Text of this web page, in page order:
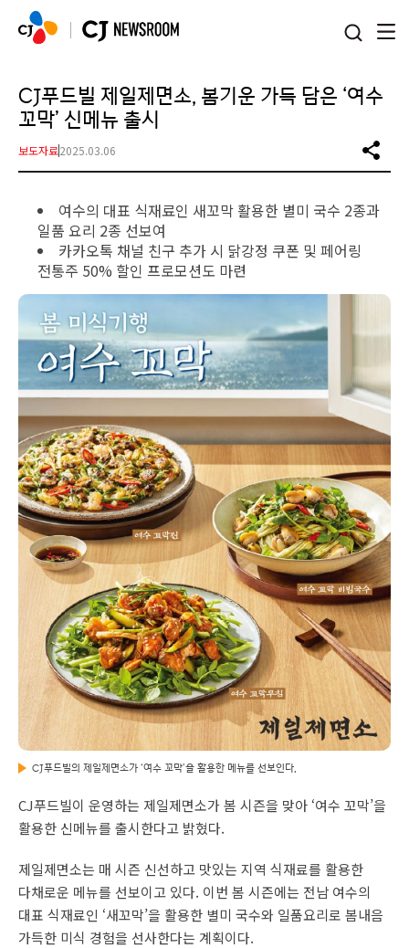
CJ푸드빌 제일제면소, 봄기운 가득 담은 ‘여수
꼬막’ 신메뉴 출시
보도자료2025.03.06
여수의 대표 식재료인 새꼬막 활용한 별미 국수 2종과
일품 요리 2종 선보여
카카오톡 채널 친구 추가 시 닭강정 쿠폰 및 페어링
전통주 50% 할인 프로모션도 마련
CJ푸드빌의 제일제면소가 ‘여수 꼬막’을 활용한 메뉴를 선보인다.
CJ푸드빌이 운영하는 제일제면소가 봄 시즌을 맞아 ‘여수 꼬막’을
활용한 신메뉴를 출시한다고 밝혔다.
제일제면소는 매 시즌 신선하고 맛있는 지역 식재료를 활용한
다채로운 메뉴를 선보이고 있다. 이번 봄 시즌에는 전남 여수의
대표 식재료인 ‘새꼬막’을 활용한 별미 국수와 일품요리로 봄내음
가득한 미식 경험을 선사한다는 계획이다.